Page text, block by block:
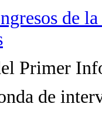
de
Primer
de